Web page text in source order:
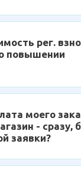
рег.
повышении
моего
- сразу,
заявки?